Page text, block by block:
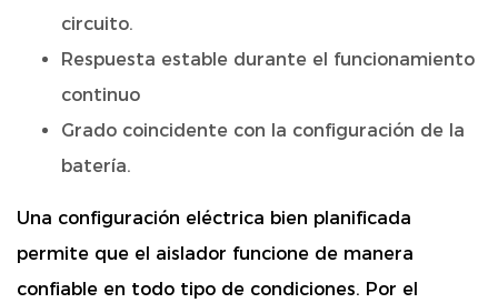
circuito.
Respuesta estable durante el funcionamiento
continuo
Grado coincidente con la configuración de la
batería.
Una configuración eléctrica bien planificada
permite que el aislador funcione de manera
confiable en todo tipo de condiciones. Por el